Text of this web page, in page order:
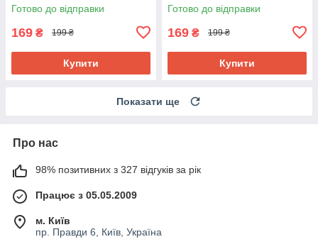
Готово до відправки
169 ₴ 199 ₴
Купити
Готово до відправки
169 ₴ 199 ₴
Купити
Показати ще
Про нас
98% позитивних з 327 відгуків за рік
Працює з 05.05.2009
м. Київ
пр. Правди 6, Київ, Україна